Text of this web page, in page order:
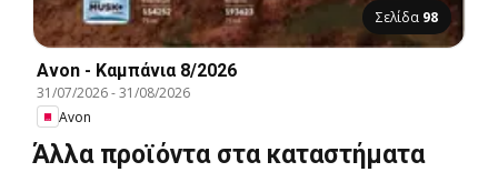
Σελίδα 98
Avon - Καμπάνια 8/2026
31/07/2026-31/08/2026
Avon
Άλλα προϊόντα στα καταστήματα